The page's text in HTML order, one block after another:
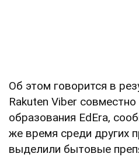
Об этом говорится в
Rakuten Viber
образования EdEra,
же время среди других
выделили бытовые